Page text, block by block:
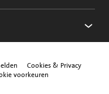
Cookies & Privacy
voorkeuren